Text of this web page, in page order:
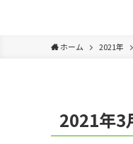
ホーム 2021年
2021年3